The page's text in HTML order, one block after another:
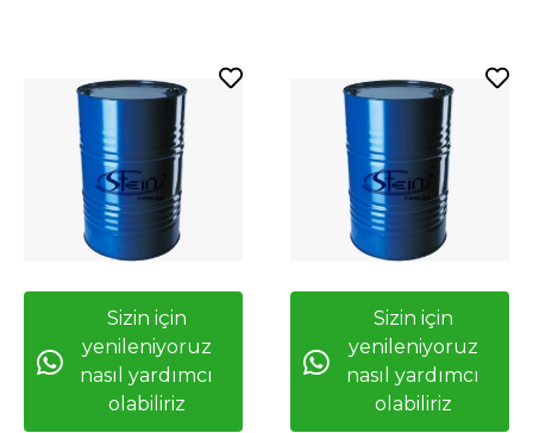
Sizin için
yenileniyoruz
nasıl yardımcı
olabiliriz
Sizin için
yenileniyoruz
nasıl yardımcı
olabiliriz